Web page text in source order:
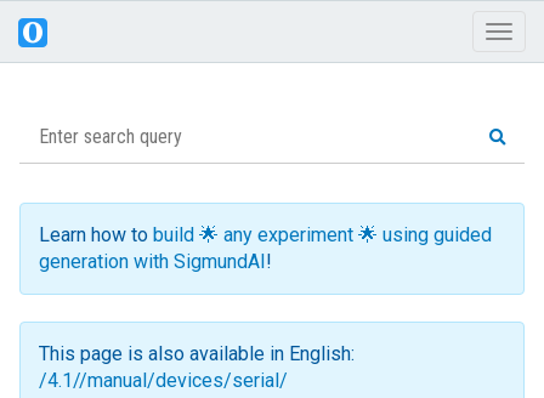
Learn how to build 🌟 any experiment 🌟 using guided
generation with SigmundAI!
This page is also available in English:
/4.1//manual/devices/serial/